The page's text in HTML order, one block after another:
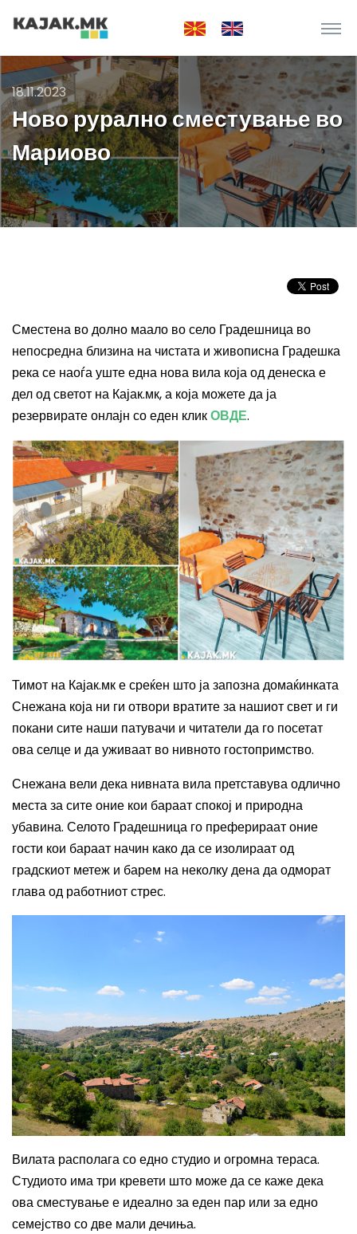
18.11.2023
Ново рурално сместување во
Мариово
Сместена во долно маало во село Градешница во
непосредна близина на чистата и живописна Градешка
река се наоѓа уште една нова вила која од денеска е
дел од светот на Кајак.мк, а која можете да ја
резервирате онлајн со еден кликОВДЕ.
Тимот на Кајак.мк е среќен што ја запозна домаќинката
Снежана која ни ги отвори вратите за нашиот свет и ги
покани сите наши патувачи и читатели да го посетат
ова селце и да уживаат во нивното гостопримство.
Снежана вели дека нивната вила претставува одлично
места за сите оние кои бараат спокој и природна
убавина. Селото Градешница го преферираат оние
гости кои бараат начин како да се изолираат од
градскиот метеж и барем на неколку дена да одморат
глава од работниот стрес.
Вилата располага со едно студио и огромна тераса.
Студиото има три кревети што може да се каже дека
ова сместување е идеално за еден пар или за едно
семејство со две мали дечиња.